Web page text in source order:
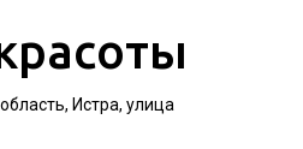
Истра, улица